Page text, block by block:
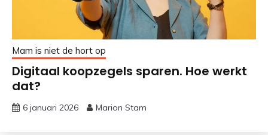
Mam is niet de hort op
Digitaal koopzegels sparen. Hoe werkt
dat?
6 januari 2026 Marion Stam